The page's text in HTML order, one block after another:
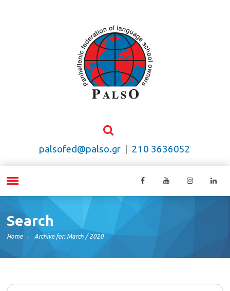
palsofed@palso.gr 210 3636052
Search
Home Archive for: March / 2020